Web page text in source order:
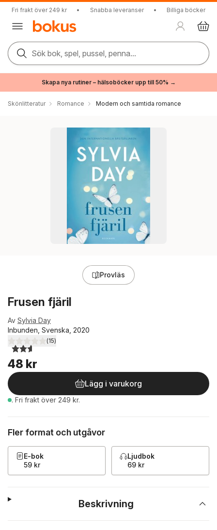
Fri frakt över 249 kr • Snabba leveranser • Billiga böcker
Sök bok, spel, pussel, penna...
Skapa nya rutiner – hälsoböcker upp till 50% →
Skönlitteratur Romance Modern och samtida romance
Provläs
Frusen fjäril
Av Sylvia Day
Inbunden, Svenska, 2020
2,6utav 5 stjärnor. Totalt antal röster:
(15)
48 kr
Lägg i varukorg
. Fri frakt över 249 kr.
Fler format och utgåvor
E-bok
59 kr
Ljudbok
69 kr
Beskrivning